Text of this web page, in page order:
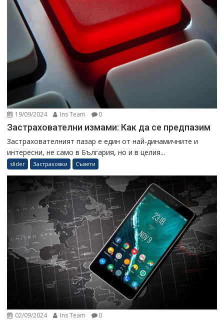
19/09/2024 Ins Team 0
Застрахователни измами: Как да се предпазим
Застрахователният пазар е един от най-динамичните и
интересни, не само в България, но и в целия...
slider Застраховки Съвети
02/09/2024 Ins Team 0